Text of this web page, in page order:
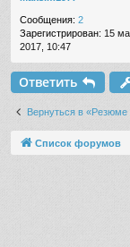
Сообщения: 2
Зарегистрирован: 15
2017, 10:47
Ответить
Вернуться в «Резюме
Список форумов